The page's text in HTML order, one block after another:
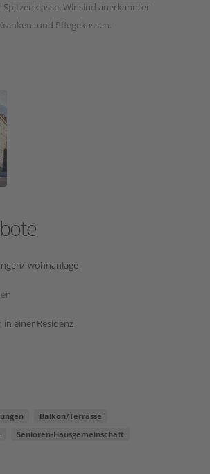
Wir sind anerkannter
und Pflegekassen.
wohnanlage
in einer Residenz
Balkon/Terrasse
Senioren-Hausgemeinschaft